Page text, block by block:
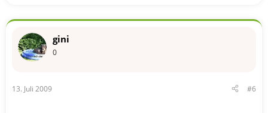
gini
0
13. Juli 2009 #6